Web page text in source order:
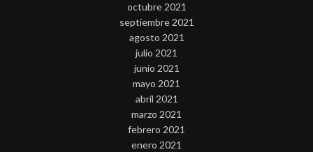
octubre 2021
septiembre 2021
agosto 2021
julio 2021
junio 2021
mayo 2021
abril 2021
marzo 2021
febrero 2021
enero 2021